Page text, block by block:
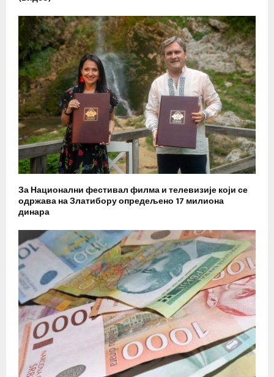
За Национални фестивал филма и телевизије који се
одржава на Златибору опредељено 17 милиона
динара